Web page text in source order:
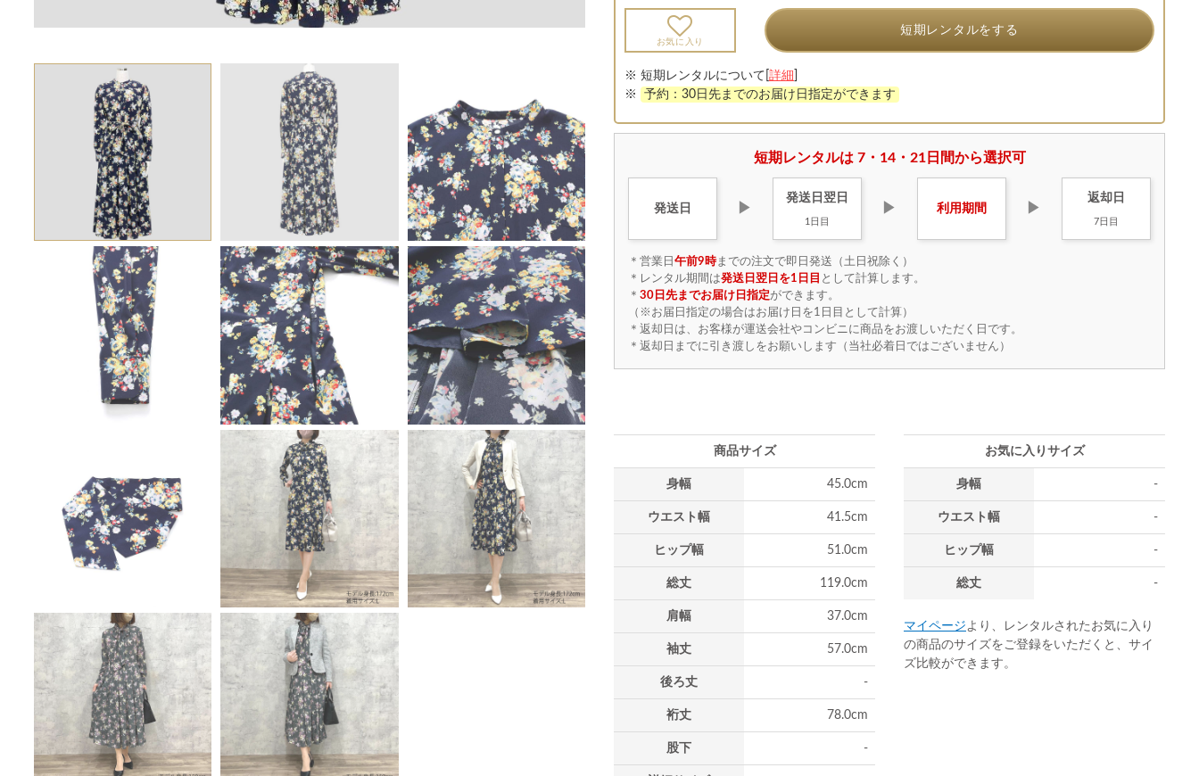
お気に入り
短期レンタルをする
※ 短期レンタルについて[ 詳細
※
予約：30日先までのお届け日指定ができます
短期レンタルは 7・14・21日間から選択可
発送日 ▶
発送日 翌日
1日目
▶ 利用期間 ▶
返却日
7日目
＊営業日 午前9時までの注文で即日発送（土日祝除く）
＊レンタル期間は発送日翌日を1日目 として計算します。
＊ 30日先までお届け日指定ができます。
（※お届日指定の場合はお届け日を1日目として計算）
＊返却日は、お客様が運送会社やコンビニに商品をお渡しいただく日です。
＊返却日までに引き渡しをお願いします（当社必着日ではございません）
商品サイズ
身幅 45.0cm
ウエスト幅 41.5cm
ヒップ幅 51.0cm
総丈 119.0cm
肩幅 37.0cm
袖丈 57.0cm
後ろ丈 -
裄丈 78.0cm
股下 -
お気に入りサイズ
身幅 -
ウエスト幅 -
ヒップ幅 -
総丈 -
マイページより、レンタルされたお気に入り
の商品のサイズをご登録をいただくと、サイ
ズ比較ができます。